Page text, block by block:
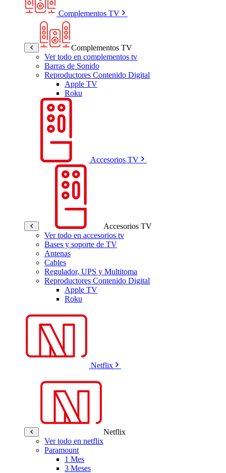
Complementos TV
Complementos TV
Ver todo en complementos tv
Barras de Sonido
Reproductores Contenido Digital
Apple TV
Roku
Accesorios TV
Accesorios TV
Ver todo en accesorios tv
Bases y soporte de TV
Antenas
Cables
Regulador, UPS y Multitoma
Reproductores Contenido Digital
Apple TV
Roku
Netflix
Netflix
Ver todo en netflix
Paramount
1 Mes
3 Meses